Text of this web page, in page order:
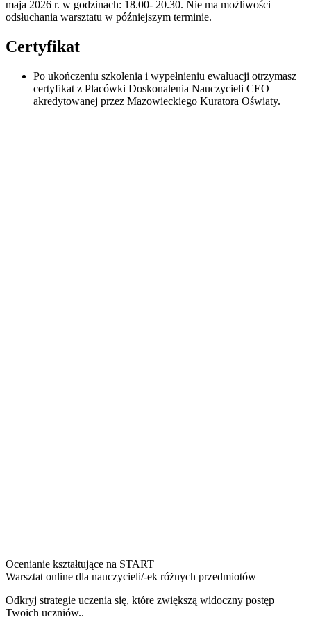
maja 2026 r. w godzinach: 18.00- 20.30. Nie ma możliwości
odsłuchania warsztatu w późniejszym terminie.
Certyfikat
Po ukończeniu szkolenia i wypełnieniu ewaluacji otrzymasz
certyfikat z Placówki Doskonalenia Nauczycieli CEO
akredytowanej przez Mazowieckiego Kuratora Oświaty.
Ocenianie kształtujące na START
Warsztat online dla nauczycieli/-ek różnych przedmiotów
Odkryj strategie uczenia się, które zwiększą widoczny postęp
Twoich uczniów..